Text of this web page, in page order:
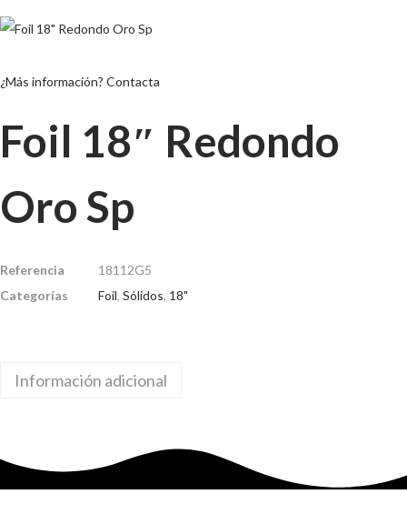
¿Más información? Contacta
Foil 18″ Redondo
Oro Sp
Referencia
18112G5
Categorías
Foil, Sólidos, 18"
Información adicional